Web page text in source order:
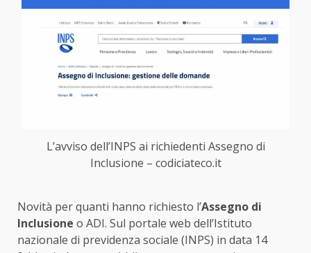
L’avviso dell’INPS ai richiedenti Assegno di
Inclusione – codiciateco.it
Novità per quanti hanno richiesto l’Assegno di
Inclusione o ADI. Sul portale web dell’Istituto
nazionale di previdenza sociale (INPS) in data 14